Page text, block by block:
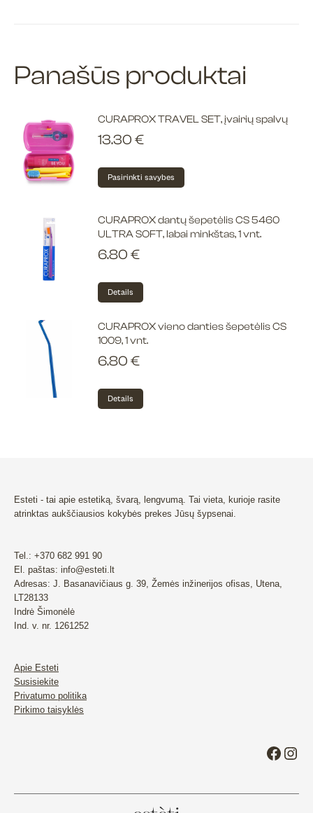
Panašūs produktai
CURAPROX TRAVEL SET, įvairių spalvų
13.30 €
Pasirinkti savybes
multiple
chosen
CURAPROX dantų šepetėlis CS 5460
ULTRA SOFT, labai minkštas, 1 vnt.
6.80 €
Details
CURAPROX vieno danties šepetėlis CS
1009, 1 vnt.
6.80 €
Details
Esteti - tai apie estetiką, švarą, lengvumą. Tai vieta, kurioje rasite
atrinktas aukščiausios kokybės prekes Jūsų šypsenai.
Tel.: +370 682 991 90
El. paštas: info@esteti.lt
Adresas: J. Basanavičiaus g. 39, Žemės inžinerijos ofisas, Utena,
LT28133
Indrė Šimonėlė
Ind. v. nr. 1261252
Apie Esteti
Susisiekite
Privatumo politika
Pirkimo taisyklės